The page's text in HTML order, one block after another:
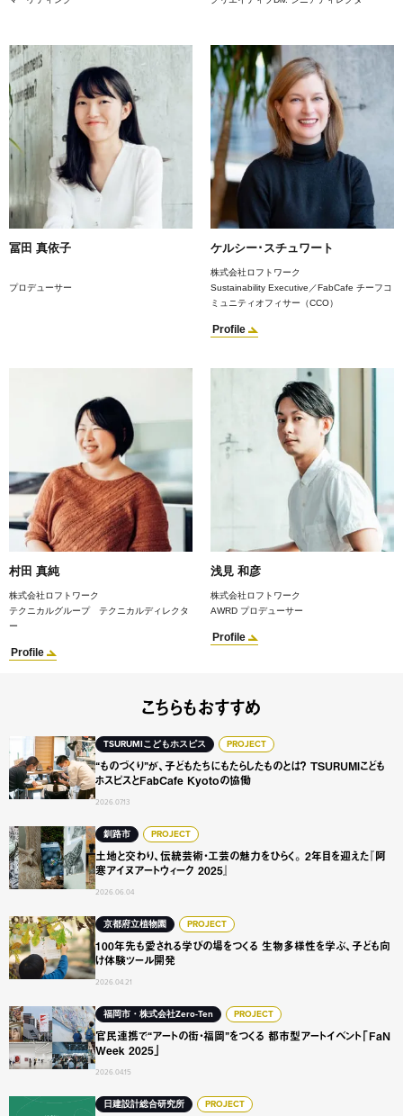
冨田 真依子
プロデューサー
ケルシー･スチュワート
株式会社ロフトワーク
Sustainability Executive／FabCafe チーフコ
ミュニティオフィサー（CCO）
Profile
村田 真純
株式会社ロフトワーク
テクニカルグループ テクニカルディレクタ
ー
Profile
浅見 和彦
株式会社ロフトワーク
AWRD プロデューサー
Profile
こちらもおすすめ
TSURUMIこどもホスピス PROJECT
“ものづくり”が、子どもたちにもたらしたものとは？ TSURUMIこども
ホスピスとFabCafe Kyotoの協働
2026.07.13
“ものづくり”が、子どもたちにもたらしたものとは？
釧路市 PROJECT
土地と交わり、伝統芸術・工芸の魅力をひらく。 2年目を迎えた『阿
寒アイヌアートウィーク 2025』
2026.06.04
土地と交わり、伝統芸術・工芸の魅力をひらく。 2年目を
京都府立植物園 PROJECT
100年先も愛される学びの場をつくる 生物多様性を学ぶ、子ども向
け体験ツール開発
2026.04.21
100年先も愛される学びの場をつくる 生物多様性を学ぶ、子
福岡市・株式会社Zero-Ten PROJECT
官民連携で“アートの街・福岡”をつくる 都市型アートイベント「FaN
Week 2025」
2026.04.15
官民連携で“アートの街・福岡”をつくる 都市型アートイベ
日建設計総合研究所 PROJECT
組織の環境方針を次世代Web技術で表現する サステナブル